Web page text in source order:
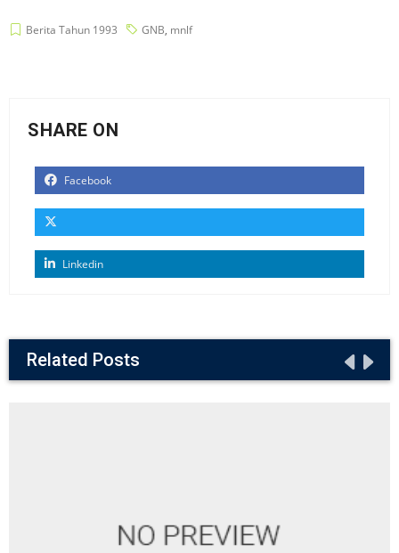
Berita Tahun 1993 GNB, mnlf
SHARE ON
Facebook
Linkedin
Related Posts